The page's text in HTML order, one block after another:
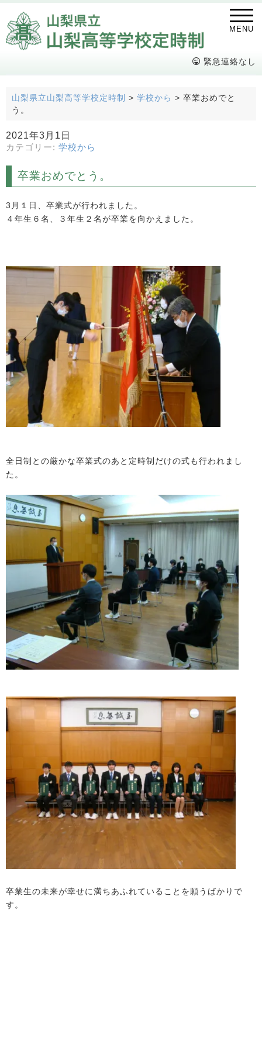
MENU
緊急連絡なし
山梨県立山梨高等学校定時制 > 学校から > 卒業おめでと
う。
2021年3月1日
カテゴリー: 学校から
卒業おめでとう。
3月１日、卒業式が行われました。
４年生６名、３年生２名が卒業を向かえました。
全日制との厳かな卒業式のあと定時制だけの式も行われまし
た。
卒業生の未来が幸せに満ちあふれていることを願うばかりで
す。